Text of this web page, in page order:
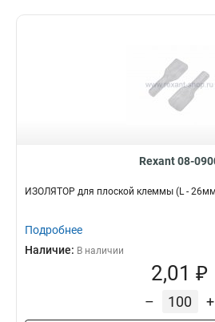
Rexant 08-
ИЗОЛЯТОР для плоской клеммы (L -
Подробнее
Наличие: В наличии
2,01 ₽
– +